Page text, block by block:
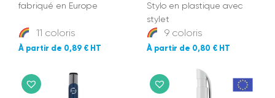
fabriqué en Europe
11 coloris
0,89 €
Stylo en plastique avec
stylet
9 coloris
0,80 €